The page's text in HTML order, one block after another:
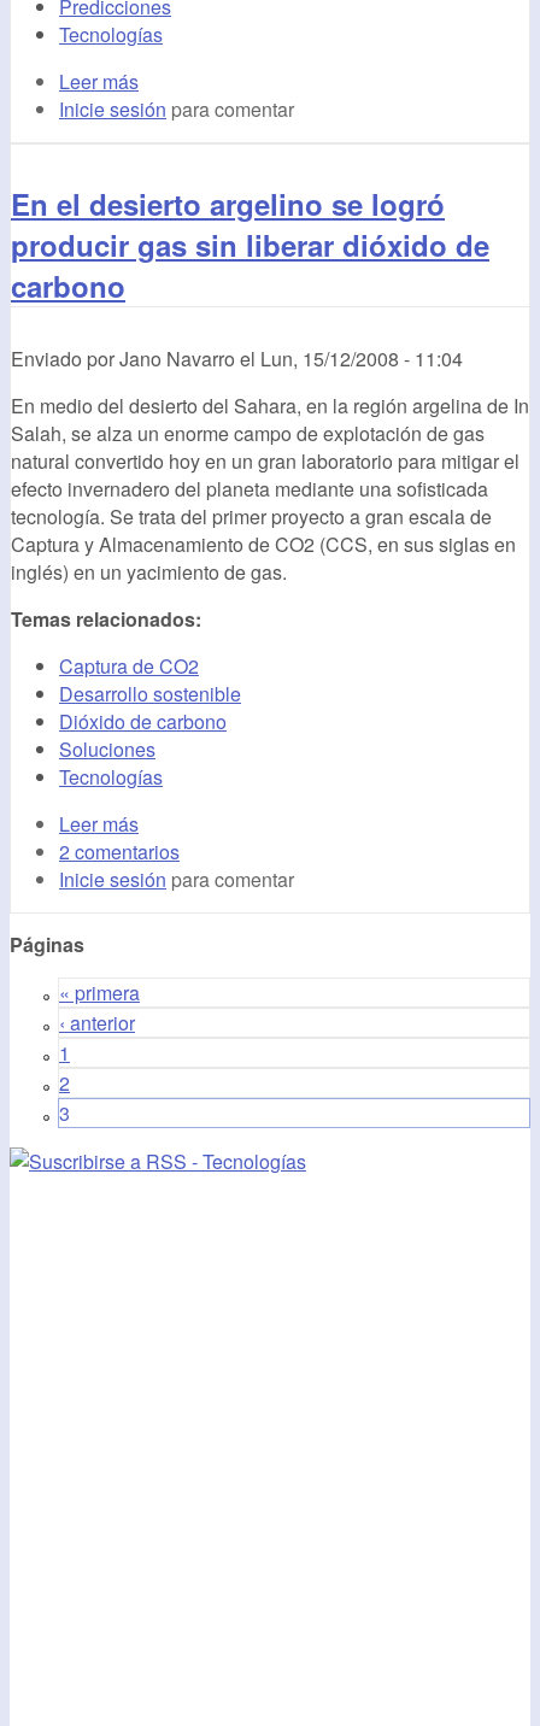
Predicciones
Tecnologías
Leer más
Inicie sesión para comentar
En el desierto argelino se logró
producir gas sin liberar dióxido de
carbono
Enviado porJano Navarro el Lun, 15/12/2008 - 11:04
En medio del desierto del Sahara, en la región argelina de In
Salah, se alza un enorme campo de explotación de gas
natural convertido hoy en un gran laboratorio para mitigar el
efecto invernadero del planeta mediante una sofisticada
tecnología. Se trata del primer proyecto a gran escala de
Captura y Almacenamiento de CO2 (CCS, en sus siglas en
inglés) en un yacimiento de gas.
Temas relacionados:
Captura de CO2
Desarrollo sostenible
Dióxido de carbono
Soluciones
Tecnologías
Leer más
2 comentarios
Inicie sesión para comentar
Páginas
« primera
‹ anterior
1
2
3